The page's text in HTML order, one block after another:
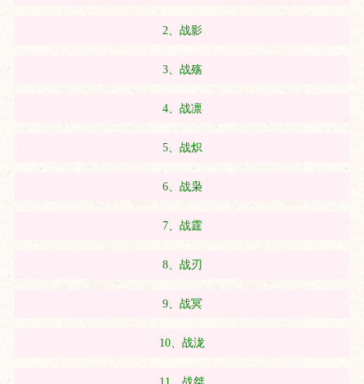
2、战影
3、战殇
4、战凛
5、战炽
6、战枭
7、战霆
8、战刃
9、战冥
10、战泷